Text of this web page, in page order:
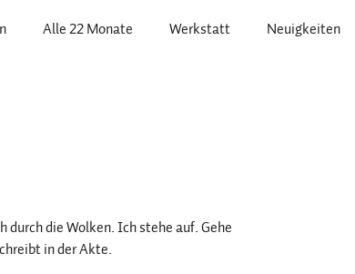
Alle 22 Monate Werkstatt Neuigkeiten
die Wolken. Ich stehe auf. Gehe
in der Akte.